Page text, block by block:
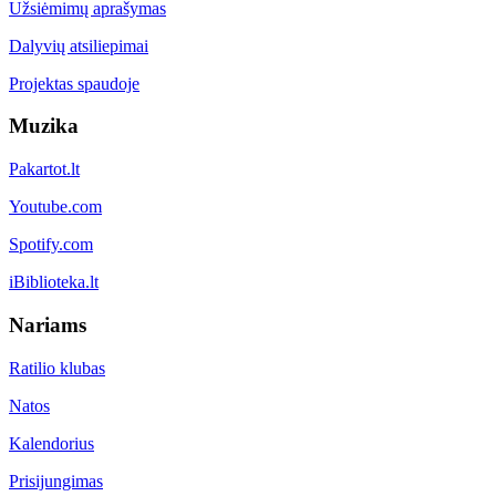
Užsiėmimų aprašymas
Dalyvių atsiliepimai
Projektas spaudoje
Muzika
Pakartot.lt
Youtube.com
Spotify.com
iBiblioteka.lt
Nariams
Ratilio klubas
Natos
Kalendorius
Prisijungimas